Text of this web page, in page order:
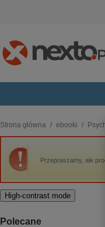
budownictwo,
biznesowe,
darmowe wydania
edukacja
Strona główna ebooki
Przepraszamy, ale
High-contrast mode
Polecane